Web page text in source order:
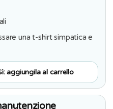
una t-shirt simpatica e
aggiungila al carrello